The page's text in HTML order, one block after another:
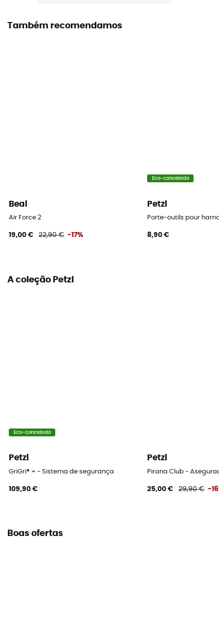
Não
Também recomendamos
Beal
Air Force 2
19,00 € 22,90 € -17%
Eco-concebido
Petzl
Porte-outils pour
8,90 €
A coleção Petzl
Eco-concebido
Petzl
GriGri® + - Sistema de segurança
109,90 €
Petzl
Pirana Club -
25,00 € 29,90 € -
Boas ofertas